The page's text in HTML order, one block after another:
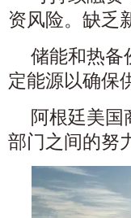
资风险。缺乏
储能和热备
定能源以确保
阿根廷美国
部门之间的努